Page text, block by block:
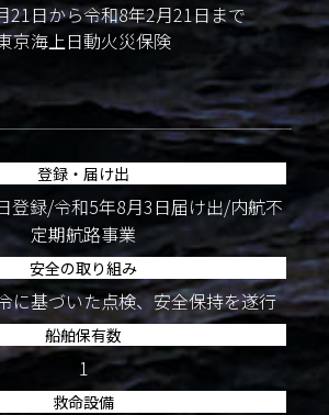
21日から令和8年2月21日まで
京海上日動火災保険
登録・届け出
登録/令和5年8月3日届け出/内航不
定期航路事業
安全の取り組み
に基づいた点検、安全保持を遂行
船舶保有数
1
救命設備